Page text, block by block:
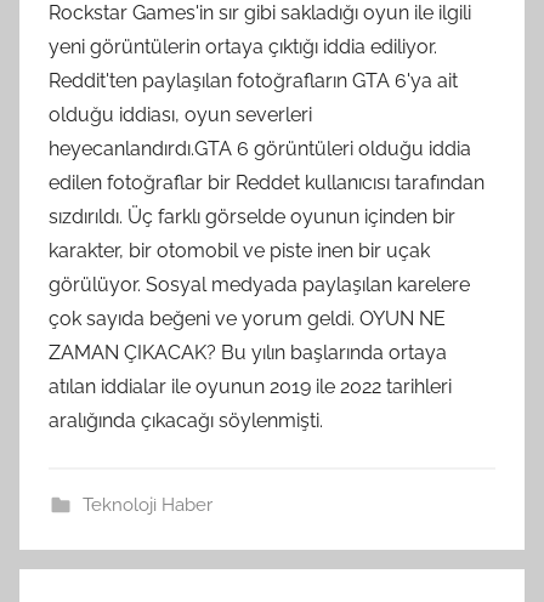
Rockstar Games'in sır gibi sakladığı oyun ile ilgili
yeni görüntülerin ortaya çıktığı iddia ediliyor.
Reddit'ten paylaşılan fotoğrafların GTA 6'ya ait
olduğu iddiası, oyun severleri
heyecanlandırdı.GTA 6 görüntüleri olduğu iddia
edilen fotoğraflar bir Reddet kullanıcısı tarafından
sızdırıldı. Üç farklı görselde oyunun içinden bir
karakter, bir otomobil ve piste inen bir uçak
görülüyor. Sosyal medyada paylaşılan karelere
çok sayıda beğeni ve yorum geldi. OYUN NE
ZAMAN ÇIKACAK? Bu yılın başlarında ortaya
atılan iddialar ile oyunun 2019 ile 2022 tarihleri
aralığında çıkacağı söylenmişti.
Teknoloji Haber